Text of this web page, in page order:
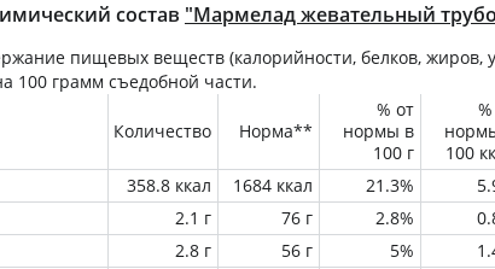
состав "Мармелад жевательный
пищевых веществ (калорийности, белков, жиров,
100 грамм съедобной части.
Количество Норма**
% от
нормы в
100 г
100
358.8 ккал 1684 ккал 21.3%
2.1 г 76 г 2.8%
2.8 г 56 г 5%